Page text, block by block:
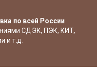
по всей России
СДЭК, ПЭК, КИТ,
и т.д.